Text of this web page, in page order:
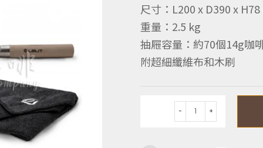
尺寸：L200 x D390 x
重量：2.5 kg
抽屜容量：約70個14g咖
附超細纖維布和木刷